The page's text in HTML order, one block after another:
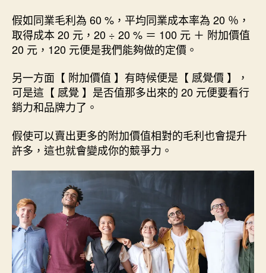
假如同業毛利為 60 %，平均同業成本率為 20 ％，
取得成本 20 元，20 ÷ 20 % ＝ 100 元 ＋ 附加價值
20 元，120 元便是我們能夠做的定價。
另一方面【 附加價值 】有時候便是【 感覺價 】，
可是這【 感覺 】是否值那多出來的 20 元便要看行
銷力和品牌力了。
假使可以賣出更多的附加價值相對的毛利也會提升
許多，這也就會變成你的競爭力。